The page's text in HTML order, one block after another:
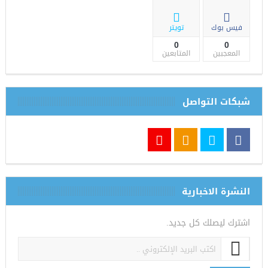
فيس بوك
0
المعجبين
تويتر
0
المتابعين
شبكات التواصل
النشرة الاخبارية
اشترك ليصلك كل جديد.